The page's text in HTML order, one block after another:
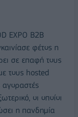
EXPO B2B
φέτος η
σε επαφή τους
τους hosted
αγοραστές
οι οποίοι
η πανδημία